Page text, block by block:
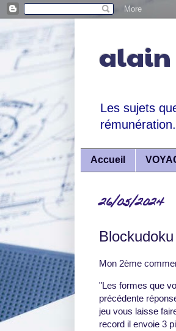
alain
Les sujets
rémunération.
Accueil
26/05/2024
Mon 2ème
"Les formes que
précédente
jeu vous laisse
record il envoie 3